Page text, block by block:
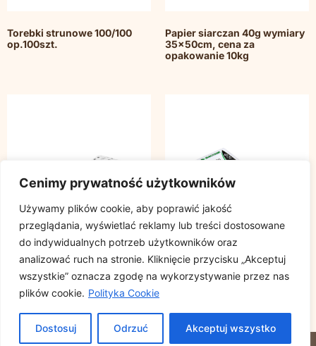
Cenimy prywatność użytkowników
Używamy plików cookie, aby poprawić jakość
przeglądania, wyświetlać reklamy lub treści dostosowane
do indywidualnych potrzeb użytkowników oraz
analizować ruch na stronie. Kliknięcie przycisku „Akceptuj
wszystkie” oznacza zgodę na wykorzystywanie przez nas
plików cookie. Polityka Cookie
Dostosuj Odrzuć Akceptuj wszystko
Torebki strunowe 100/100
op.100szt.
Papier siarczan 40g wymiary
35x50cm, cena za
opakowanie 10kg
Torebki HDPE 14/4/38 op.
900szt.
1000szt.